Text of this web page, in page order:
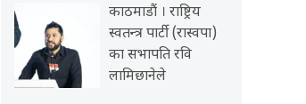
काठमाडौं । राष्ट्रिय
स्वतन्त्र पार्टी (रास्वपा)
का सभापति रवि
लामिछानेले